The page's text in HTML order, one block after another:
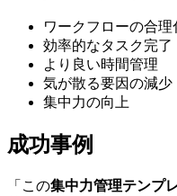
ワークフローの合理
効率的なタスク完了
より良い時間管理
気が散る要因の減少
集中力の向上
成功事例
「この集中力管理テンプ